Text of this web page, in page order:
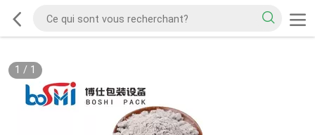
1 / 1